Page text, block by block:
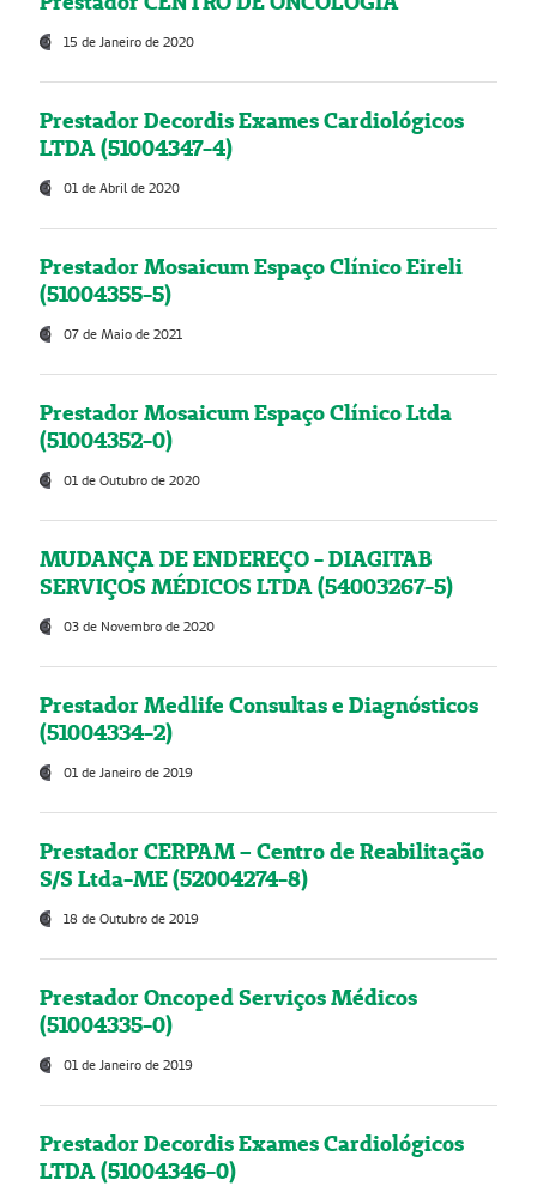
15 de Janeiro de 2020
Prestador Decordis Exames Cardiológicos
LTDA (51004347-4)
01 de Abril de 2020
Prestador Mosaicum Espaço Clínico Eireli
(51004355-5)
07 de Maio de 2021
Prestador Mosaicum Espaço Clínico Ltda
(51004352-0)
01 de Outubro de 2020
MUDANÇA DE ENDEREÇO - DIAGITAB
SERVIÇOS MÉDICOS LTDA (54003267-5)
03 de Novembro de 2020
Prestador Medlife Consultas e Diagnósticos
(51004334-2)
01 de Janeiro de 2019
Prestador CERPAM – Centro de Reabilitação
S/S Ltda-ME (52004274-8)
18 de Outubro de 2019
Prestador Oncoped Serviços Médicos
(51004335-0)
01 de Janeiro de 2019
Prestador Decordis Exames Cardiológicos
LTDA (51004346-0)